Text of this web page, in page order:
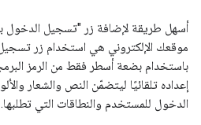
موقعك الإلكتروني هي استخدام زر
باستخدام بضعة أسطر فقط من الرمز
إعداده تلقائيًا ليتضمّن النص والشعار
الدخول للمستخدم والنطاقات التي تطلبها.